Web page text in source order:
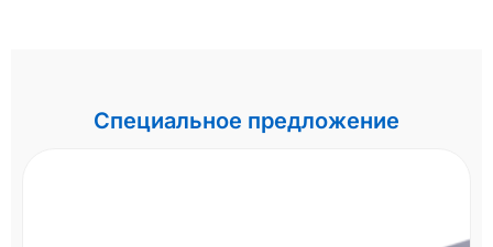
Специальное предложение